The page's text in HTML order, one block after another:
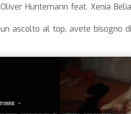
Huntemann feat. Xenia
ascolto al top, avete bisogno